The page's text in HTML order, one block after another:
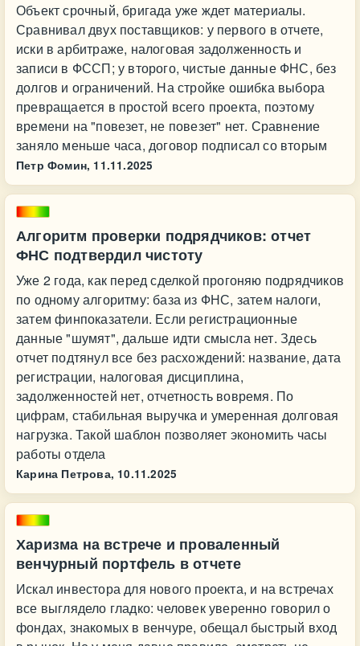
Объект срочный, бригада уже ждет материалы.
Сравнивал двух поставщиков: у первого в отчете,
иски в арбитраже, налоговая задолженность и
записи в ФССП; у второго, чистые данные ФНС, без
долгов и ограничений. На стройке ошибка выбора
превращается в простой всего проекта, поэтому
времени на "повезет, не повезет" нет. Сравнение
заняло меньше часа, договор подписал со вторым
Петр Фомин, 11.11.2025
Алгоритм проверки подрядчиков: отчет
ФНС подтвердил чистоту
Уже 2 года, как перед сделкой прогоняю подрядчиков
по одному алгоритму: база из ФНС, затем налоги,
затем финпоказатели. Если регистрационные
данные "шумят", дальше идти смысла нет. Здесь
отчет подтянул все без расхождений: название, дата
регистрации, налоговая дисциплина,
задолженностей нет, отчетность вовремя. По
цифрам, стабильная выручка и умеренная долговая
нагрузка. Такой шаблон позволяет экономить часы
работы отдела
Карина Петрова, 10.11.2025
Харизма на встрече и проваленный
венчурный портфель в отчете
Искал инвестора для нового проекта, и на встречах
все выглядело гладко: человек уверенно говорил о
фондах, знакомых в венчуре, обещал быстрый вход